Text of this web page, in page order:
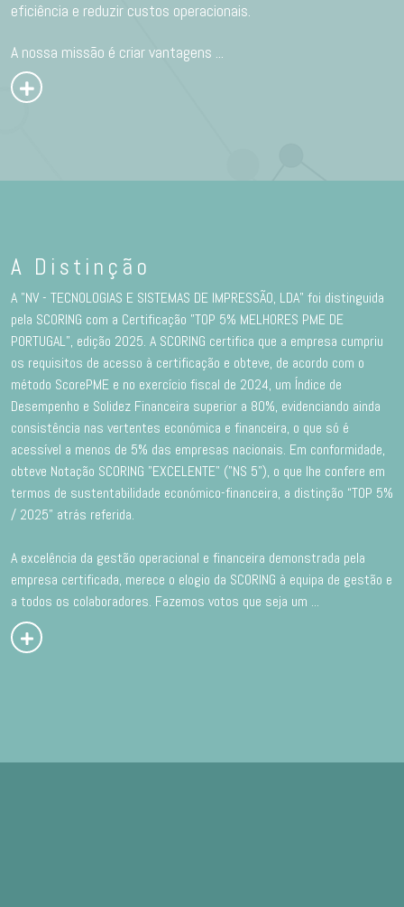
eficiência e reduzir custos operacionais.
A nossa missão é criar vantagens ...
A Distinção
A "NV - TECNOLOGIAS E SISTEMAS DE IMPRESSÃO, LDA" foi distinguida
pela SCORING com a Certificação "TOP 5% MELHORES PME DE
PORTUGAL”, edição 2025. A SCORING certifica que a empresa cumpriu
os requisitos de acesso à certificação e obteve, de acordo com o
método ScorePME e no exercício fiscal de 2024, um Índice de
Desempenho e Solidez Financeira superior a 80%, evidenciando ainda
consistência nas vertentes económica e financeira, o que só é
acessível a menos de 5% das empresas nacionais. Em conformidade,
obteve Notação SCORING "EXCELENTE" ("NS 5"), o que lhe confere em
termos de sustentabilidade económico-financeira, a distinção “TOP 5%
/ 2025” atrás referida.
A excelência da gestão operacional e financeira demonstrada pela
empresa certificada, merece o elogio da SCORING à equipa de gestão e
a todos os colaboradores. Fazemos votos que seja um ...